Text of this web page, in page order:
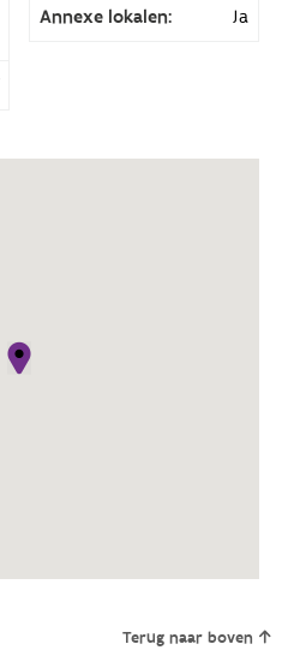
Annexe lokalen: Ja
Terug naar boven